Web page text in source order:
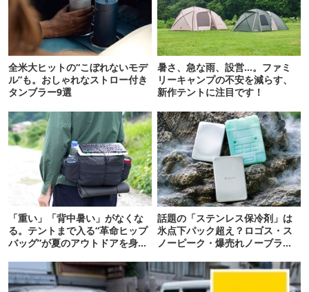
全米大ヒットの“こぼれないモデ
ル”も。おしゃれなストロー付き
タンブラー9選
暑さ、急な雨、設営…。ファミ
リーキャンプの不安を減らす、
新作テントに注目です！
「重い」「背中暑い」がなくな
る。テントまで入る“革命ヒップ
バッグ”が夏のアウトドアを身軽
話題の「ステンレス保冷剤」は
氷点下パック超え？ロゴス・ス
ノーピーク・爆売れノーブラン